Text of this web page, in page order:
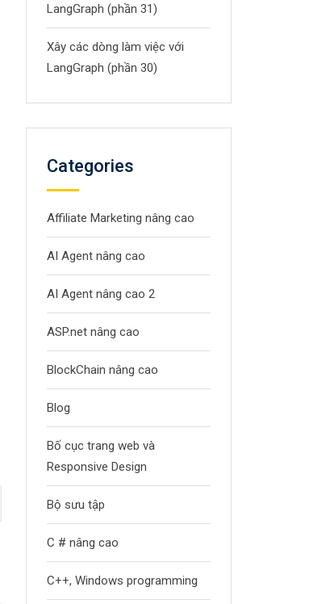
LangGraph (phần 31)
Xây các dòng làm việc với
LangGraph (phần 30)
Categories
Affiliate Marketing nâng cao
AI Agent nâng cao
AI Agent nâng cao 2
ASP.net nâng cao
BlockChain nâng cao
Blog
Bố cục trang web và
Responsive Design
Bộ sưu tập
C # nâng cao
C++, Windows programming